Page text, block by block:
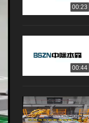
00:23
00:44